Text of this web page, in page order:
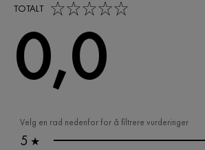
Velg en rad nedenfor for å filtrere vurderinger
5 ★
TOTALT
0,0 out of 5 stars
0,0